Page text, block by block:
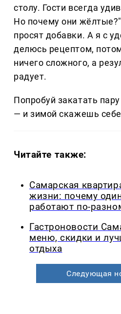
столу. Гости всегда
Но почему они
просят добавки. А я с
делюсь рецептом,
ничего сложного, а
радует.
Попробуй закатать
— и зимой скажешь
Читайте также:
Самарская
жизни: почему
работают по-
Гастроновости
меню, скидки и
отдыха
Следующая